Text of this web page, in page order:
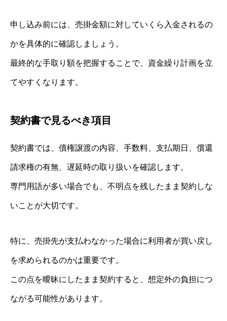
申し込み前には、売掛金額に対していくら入金されるの
かを具体的に確認しましょう。
最終的な手取り額を把握することで、資金繰り計画を立
てやすくなります。
契約書で見るべき項目
契約書では、債権譲渡の内容、手数料、支払期日、償還
請求権の有無、遅延時の取り扱いを確認します。
専門用語が多い場合でも、不明点を残したまま契約しな
いことが大切です。
特に、売掛先が支払わなかった場合に利用者が買い戻し
を求められるのかは重要です。
この点を曖昧にしたまま契約すると、想定外の負担につ
ながる可能性があります。